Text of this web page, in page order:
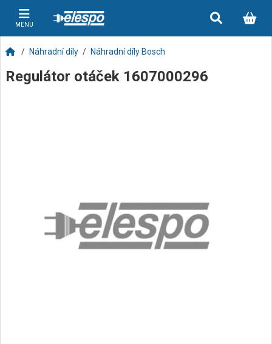
MENU
Náhradní díly Náhradní díly Bosch
Regulátor otáček 1607000296